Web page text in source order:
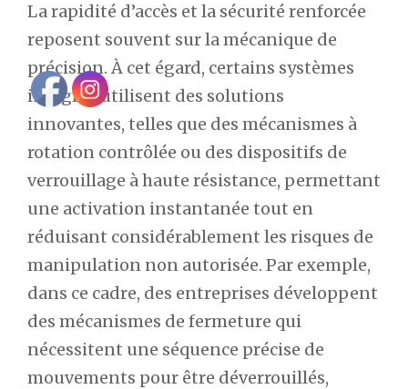
La rapidité d’accès et la sécurité renforcée
reposent souvent sur la mécanique de
précision. À cet égard, certains systèmes
intégrés utilisent des solutions
innovantes, telles que des mécanismes à
rotation contrôlée ou des dispositifs de
verrouillage à haute résistance, permettant
une activation instantanée tout en
réduisant considérablement les risques de
manipulation non autorisée. Par exemple,
dans ce cadre, des entreprises développent
des mécanismes de fermeture qui
nécessitent une séquence précise de
mouvements pour être déverrouillés,